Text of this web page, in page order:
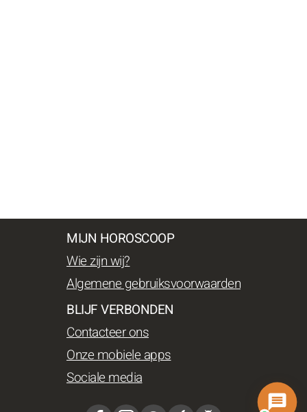
MIJN HOROSCOOP
Wie zijn wij?
Algemene gebruiksvoorwaarden
BLIJF VERBONDEN
Contacteer ons
Onze mobiele apps
Sociale media